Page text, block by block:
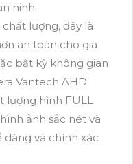
ninh.
lượng, đây là
an toàn cho gia
bất kỳ không gian
Vantech AHD
lượng hình FULL
ảnh sắc nét và
dàng và chính xác